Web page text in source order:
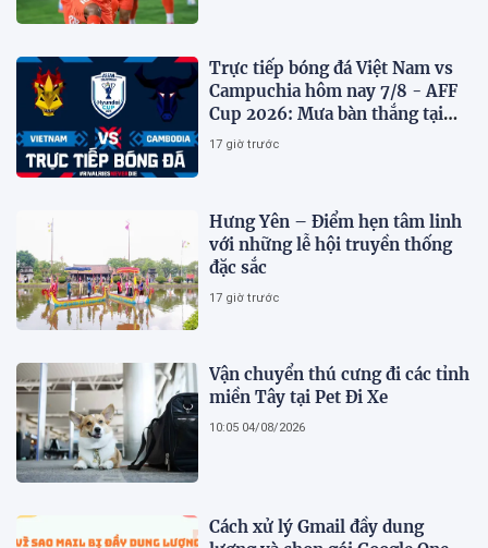
Trực tiếp bóng đá Việt Nam vs
Campuchia hôm nay 7/8 - AFF
Cup 2026: Mưa bàn thắng tại
Mỹ Đình?
17 giờ trước
Hưng Yên – Điểm hẹn tâm linh
với những lễ hội truyền thống
đặc sắc
17 giờ trước
Vận chuyển thú cưng đi các tỉnh
miền Tây tại Pet Đi Xe
10:05 04/08/2026
Cách xử lý Gmail đầy dung